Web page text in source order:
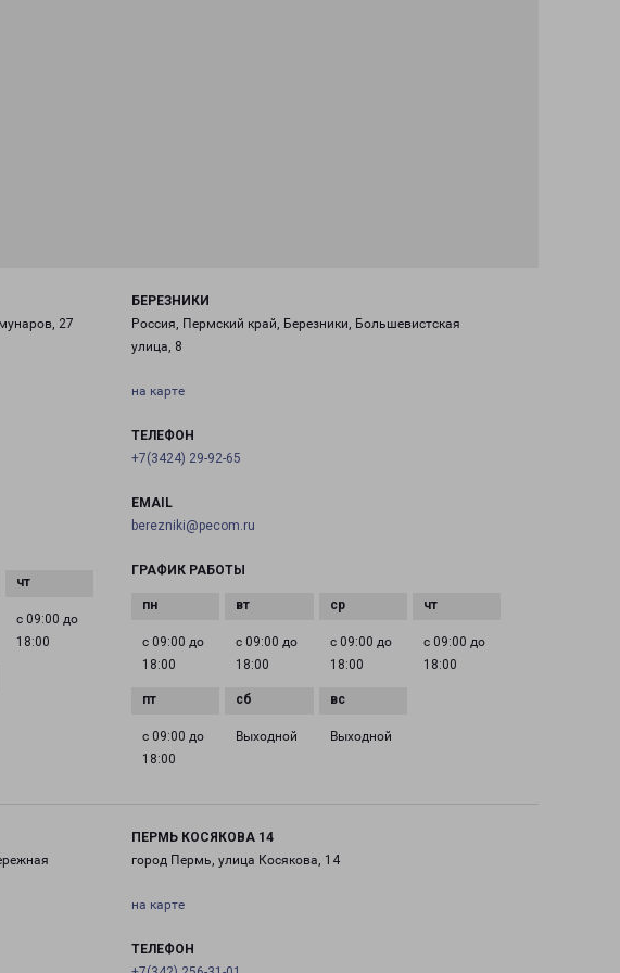
27
с 09:00 до
18:00
БЕРЕЗНИКИ
Россия, Пермский край, Березники, Большевистская
улица, 8
на карте
ТЕЛЕФОН
+7(3424) 29-92-65
EMAIL
berezniki@pecom.ru
ГРАФИК РАБОТЫ
с 09:00 до
18:00
с 09:00 до
18:00
с 09:00 до
18:00
с 09:00 до
18:00
с 09:00 до
18:00
Выходной Выходной
ПЕРМЬ КОСЯКОВА 14
город Пермь, улица Косякова, 14
на карте
ТЕЛЕФОН